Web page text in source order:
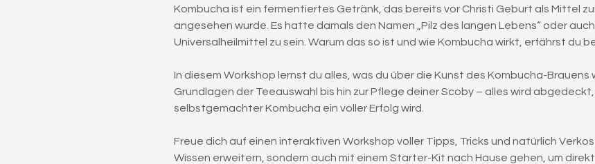
Kombucha ist ein fermentiertes Getränk, das bereits vor Christi Geburt als Mittel
angesehen wurde. Es hatte damals den Namen „Pilz des langen Lebens“ oder
Universalheilmittel zu sein. Warum das so ist und wie Kombucha wirkt, erfährst du
In diesem Workshop lernst du alles, was du über die Kunst des Kombucha-Brauens
Grundlagen der Teeauswahl bis hin zur Pflege deiner Scoby – alles wird
selbstgemachter Kombucha ein voller Erfolg wird.
Freue dich auf einen interaktiven Workshop voller Tipps, Tricks und natürlich
Wissen erweitern, sondern auch mit einem Starter-Kit nach Hause gehen, um